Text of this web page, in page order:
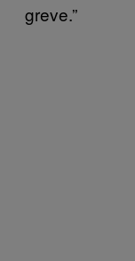
greve.”